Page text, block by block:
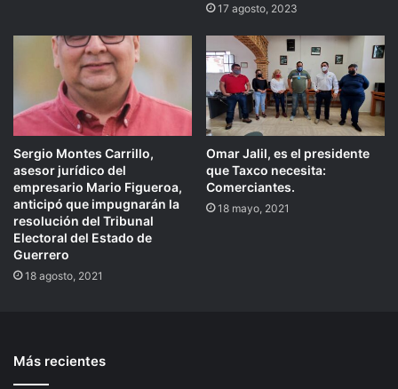
17 agosto, 2023
Sergio Montes Carrillo,
asesor jurídico del
empresario Mario Figueroa,
anticipó que impugnarán la
resolución del Tribunal
Electoral del Estado de
Guerrero
18 agosto, 2021
Omar Jalil, es el presidente
que Taxco necesita:
Comerciantes.
18 mayo, 2021
Más recientes